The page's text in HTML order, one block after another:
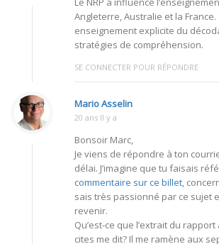
Angleterre, Australie et la France.
enseignement explicite du
stratégies de compréhension.
SE CONNECTER POUR RÉPONDRE
Mario Asselin
20 ans Il y a
Bonsoir Marc,
Je viens de répondre à ton
délai. J’imagine que tu faisais
commentaire sur ce billet,
sais très passionné par ce sujet
revenir.
Qu’est-ce que l’extrait du
cites me dit? Il me ramène aux